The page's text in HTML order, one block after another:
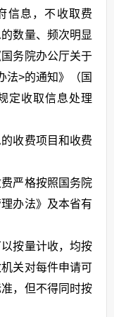
信息，不收取费
数量、频次明显
务院办公厅关于
法>的通知》（国
定收取信息处理
收费项目和收费
严格按照国务院
办法》及本省有
按量计收，均按
关对每件申请可
，但不得同时按